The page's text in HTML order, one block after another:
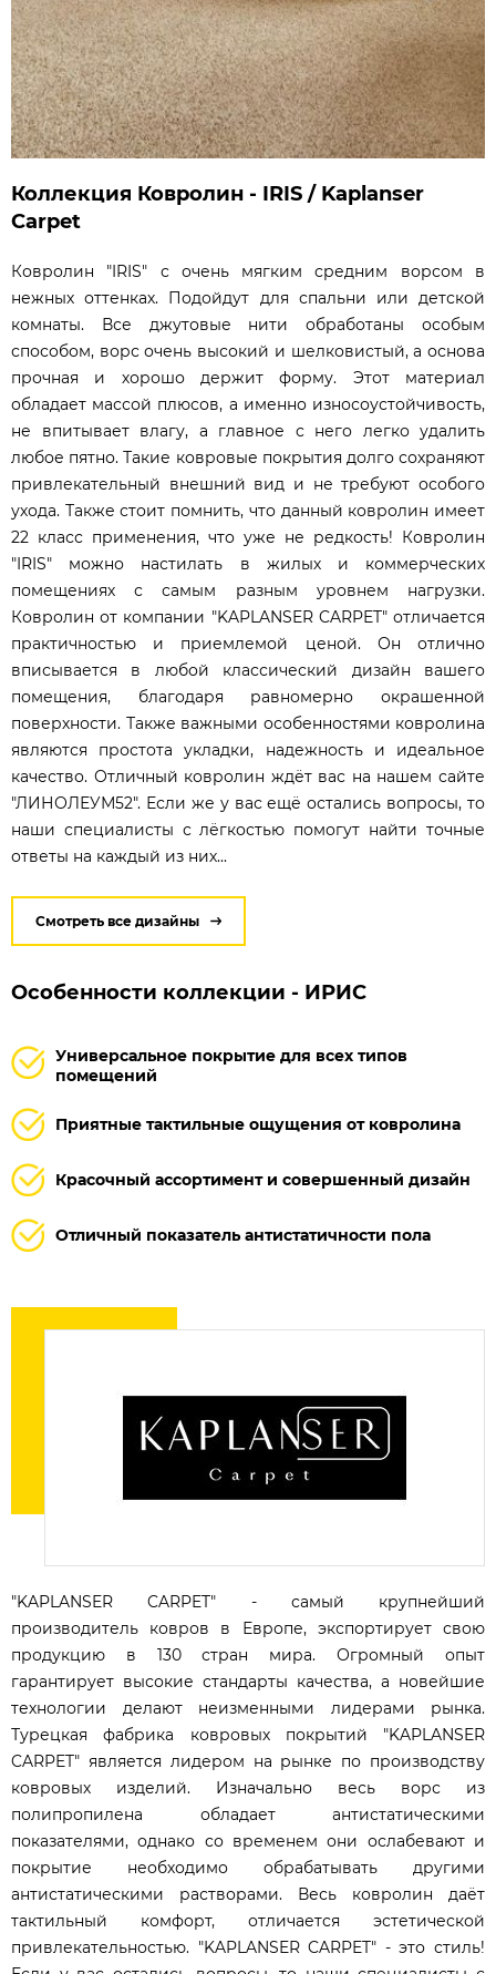
Коллекция Ковролин - IRIS / Kaplanser
Carpet
Ковролин "IRIS" с очень мягким средним ворсом в
нежных оттенках. Подойдут для спальни или детской
комнаты. Все джутовые нити обработаны особым
способом, ворс очень высокий и шелковистый, а основа
прочная и хорошо держит форму. Этот материал
обладает массой плюсов, а именно износоустойчивость,
не впитывает влагу, а главное с него легко удалить
любое пятно. Такие ковровые покрытия долго сохраняют
привлекательный внешний вид и не требуют особого
ухода. Также стоит помнить, что данный ковролин имеет
22 класс применения, что уже не редкость! Ковролин
"IRIS" можно настилать в жилых и коммерческих
помещениях с самым разным уровнем нагрузки.
Ковролин от компании "KAPLANSER CARPET" отличается
практичностью и приемлемой ценой. Он отлично
вписывается в любой классический дизайн вашего
помещения, благодаря равномерно окрашенной
поверхности. Также важными особенностями ковролина
являются простота укладки, надежность и идеальное
качество. Отличный ковролин ждёт вас на нашем сайте
"ЛИНОЛЕУМ52". Если же у вас ещё остались вопросы, то
наши специалисты с лёгкостью помогут найти точные
ответы на каждый из них...
Смотреть все дизайны
Особенности коллекции - ИРИС
Универсальное покрытие для всех типов
помещений
Приятные тактильные ощущения от ковролина
Красочный ассортимент и совершенный дизайн
Отличный показатель антистатичности пола
"KAPLANSER CARPET" - самый крупнейший
производитель ковров в Европе, экспортирует свою
продукцию в 130 стран мира. Огромный опыт
гарантирует высокие стандарты качества, а новейшие
технологии делают неизменными лидерами рынка.
Турецкая фабрика ковровых покрытий "KAPLANSER
CARPET" является лидером на рынке по производству
ковровых изделий. Изначально весь ворс из
полипропилена обладает антистатическими
показателями, однако со временем они ослабевают и
покрытие необходимо обрабатывать другими
антистатическими растворами. Весь ковролин даёт
тактильный комфорт, отличается эстетической
привлекательностью. "KAPLANSER CARPET" - это стиль!